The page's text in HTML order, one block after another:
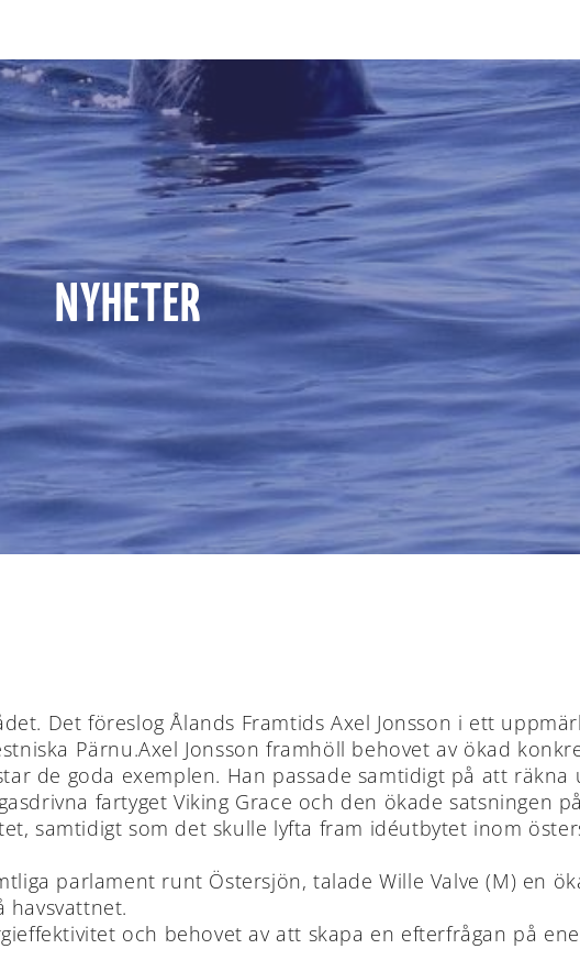
NYHETER
Det föreslog Ålands Framtids Axel Jonsson i ett
Pärnu.Axel Jonsson framhöll behovet av ökad
de goda exemplen. Han passade samtidigt på att räkna
fartyget Viking Grace och den ökade satsningen
samtidigt som det skulle lyfta fram idéutbytet inom
parlament runt Östersjön, talade Wille Valve (M) en
havsvattnet.
och behovet av att skapa en efterfrågan på